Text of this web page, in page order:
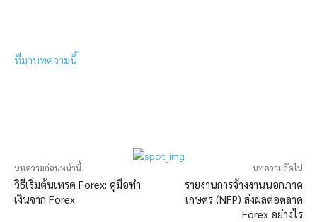
ที่มาบทความนี้
บทความก่อนหน้านี้
วิธีเริ่มต้นเทรด Forex: คู่มือทำ
เงินจาก Forex
บทความถัดไป
รายงานการจ้างงานนอกภาค
เกษตร (NFP) ส่งผลต่อตลาด
Forex อย่างไร